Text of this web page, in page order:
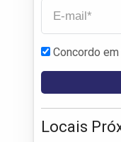
Concordo
Locais